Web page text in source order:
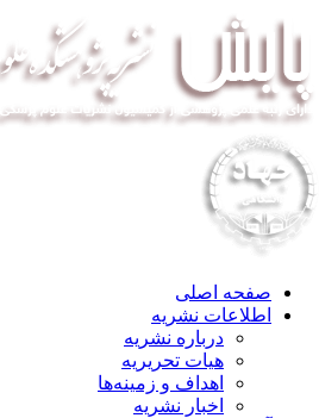
صفحه اصلی
اطلاعات نشریه
درباره نشریه
هیات تحریریه
اهداف و زمینه‌ها
اخبار نشریه